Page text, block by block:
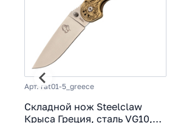
Арт. rat01-5_greece
Складной нож Steelclaw
Крыса Греция, сталь VG10,